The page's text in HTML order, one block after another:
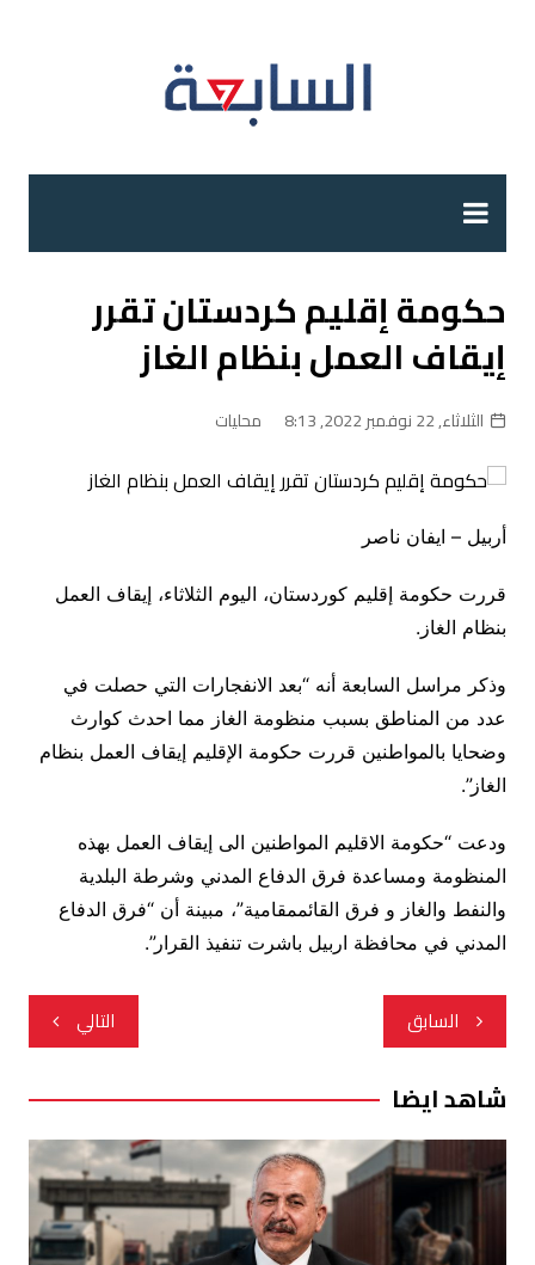
حكومة إقليم كردستان تقرر
إيقاف العمل بنظام الغاز
الثلاثاء, 22 نوفمبر 2022, 8:13 محليات
أربيل – ايفان ناصر
قررت حكومة إقليم كوردستان، اليوم الثلاثاء، إيقاف العمل
بنظام الغاز.
وذكر مراسل السابعة أنه “بعد الانفجارات التي حصلت في
عدد من المناطق بسبب منظومة الغاز مما احدث كوارث
وضحايا بالمواطنين قررت حكومة الإقليم إيقاف العمل بنظام
الغاز”.
ودعت “حكومة الاقليم المواطنين الى إيقاف العمل بهذه
المنظومة ومساعدة فرق الدفاع المدني وشرطة البلدية
والنفط والغاز و فرق القائممقامية”، مبينة أن “فرق الدفاع
المدني في محافظة اربيل باشرت تنفيذ القرار”.
تصفّح
المقالات
السابق التالي
شاهد ايضا